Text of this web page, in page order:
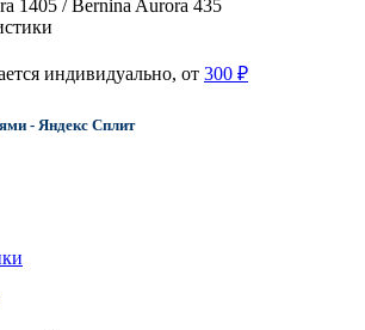
1405 / Bernina Aurora 435
индивидуально, от 300 ₽
- Яндекс Сплит